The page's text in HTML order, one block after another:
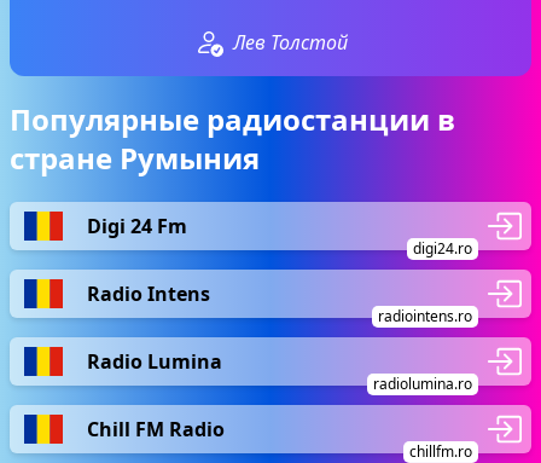
Лев Толстой
Популярные радиостанции в
стране Румыния
Digi 24 Fm
digi24.ro
Radio Intens
radiointens.ro
Radio Lumina
radiolumina.ro
Chill FM Radio
chillfm.ro